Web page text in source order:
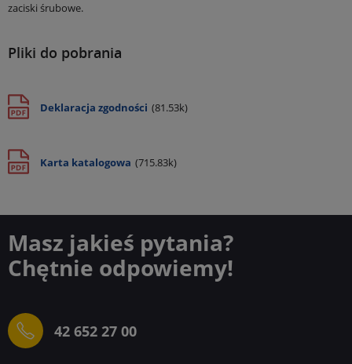
zaciski śrubowe.
Pliki do pobrania
Deklaracja zgodności (81.53k)
Karta katalogowa (715.83k)
Masz jakieś pytania?
Chętnie odpowiemy!
42 652 27 00